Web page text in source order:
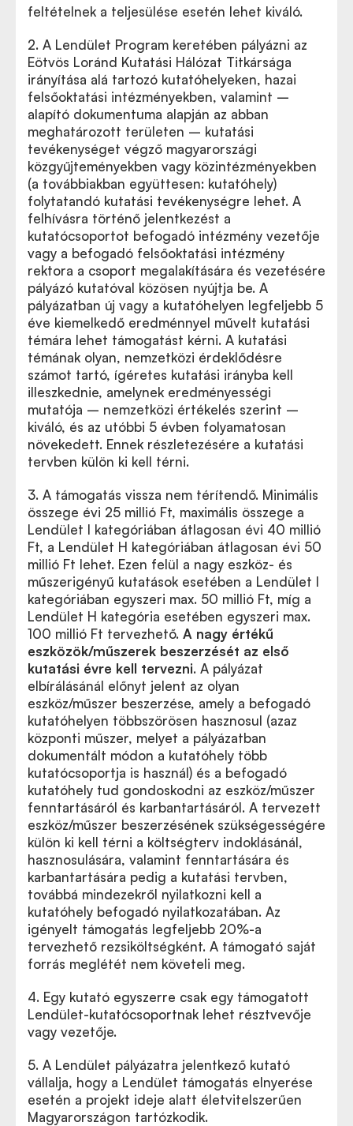
feltételnek a teljesülése esetén lehet kiváló.
2. A Lendület Program keretében pályázni az
Eötvös Loránd Kutatási Hálózat Titkársága
irányítása alá tartozó kutatóhelyeken, hazai
felsőoktatási intézményekben, valamint –
alapító dokumentuma alapján az abban
meghatározott területen – kutatási
tevékenységet végző magyarországi
közgyűjteményekben vagy közintézményekben
(a továbbiakban együttesen: kutatóhely)
folytatandó kutatási tevékenységre lehet. A
felhívásra történő jelentkezést a
kutatócsoportot befogadó intézmény vezetője
vagy a befogadó felsőoktatási intézmény
rektora a csoport megalakítására és vezetésére
pályázó kutatóval közösen nyújtja be. A
pályázatban új vagy a kutatóhelyen legfeljebb 5
éve kiemelkedő eredménnyel művelt kutatási
témára lehet támogatást kérni. A kutatási
témának olyan, nemzetközi érdeklődésre
számot tartó, ígéretes kutatási irányba kell
illeszkednie, amelynek eredményességi
mutatója – nemzetközi értékelés szerint –
kiváló, és az utóbbi 5 évben folyamatosan
növekedett. Ennek részletezésére a kutatási
tervben külön ki kell térni.
3. A támogatás vissza nem térítendő. Minimális
összege évi 25 millió Ft, maximális összege a
Lendület I kategóriában átlagosan évi 40 millió
Ft, a Lendület H kategóriában átlagosan évi 50
millió Ft lehet. Ezen felül a nagy eszköz- és
műszerigényű kutatások esetében a Lendület I
kategóriában egyszeri max. 50 millió Ft, míg a
Lendület H kategória esetében egyszeri max.
100 millió Ft tervezhető. A nagy értékű
eszközök/műszerek beszerzését az első
kutatási évre kell tervezni. A pályázat
elbírálásánál előnyt jelent az olyan
eszköz/műszer beszerzése, amely a befogadó
kutatóhelyen többszörösen hasznosul (azaz
központi műszer, melyet a pályázatban
dokumentált módon a kutatóhely több
kutatócsoportja is használ) és a befogadó
kutatóhely tud gondoskodni az eszköz/műszer
fenntartásáról és karbantartásáról. A tervezett
eszköz/műszer beszerzésének szükségességére
külön ki kell térni a költségterv indoklásánál,
hasznosulására, valamint fenntartására és
karbantartására pedig a kutatási tervben,
továbbá mindezekről nyilatkozni kell a
kutatóhely befogadó nyilatkozatában. Az
igényelt támogatás legfeljebb 20%-a
tervezhető rezsiköltségként. A támogató saját
forrás meglétét nem követeli meg.
4. Egy kutató egyszerre csak egy támogatott
Lendület-kutatócsoportnak lehet résztvevője
vagy vezetője.
5. A Lendület pályázatra jelentkező kutató
vállalja, hogy a Lendület támogatás elnyerése
esetén a projekt ideje alatt életvitelszerűen
Magyarországon tartózkodik.